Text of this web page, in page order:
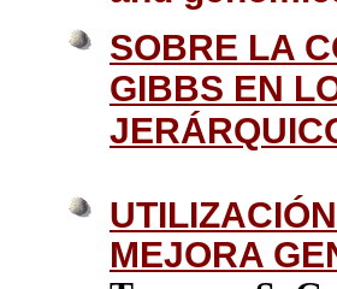
SOBRE LA
GIBBS EN
MEJORA